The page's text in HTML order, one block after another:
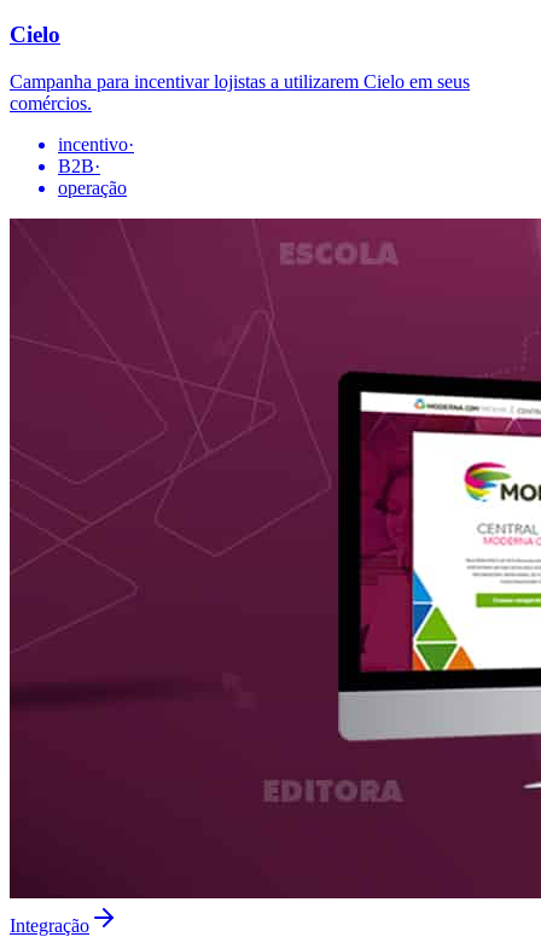
Cielo
Campanha para incentivar lojistas a utilizarem Cielo em seus
comércios.
incentivo·
B2B·
operação
Integração